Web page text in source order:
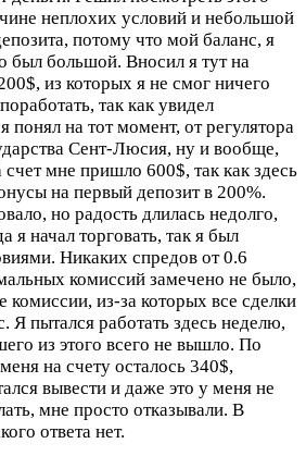
неплохих условий и небольшой
потому что мой баланс, я
был большой. Вносил я тут на
из которых я не смог ничего
так как увидел
понял на тот момент, от регулятора
Сент-Люсия, ну и вообще,
мне пришло 600$, так как здесь
на первый депозит в 200%.
но радость длилась недолго,
я начал торговать, так я был
Никаких спредов от 0.6
комиссий замечено не было,
комиссии, из-за которых все сделки
Я пытался работать здесь неделю,
из этого всего не вышло. По
на счету осталось 340$,
вывести и даже это у меня не
мне просто отказывали. В
ответа нет.